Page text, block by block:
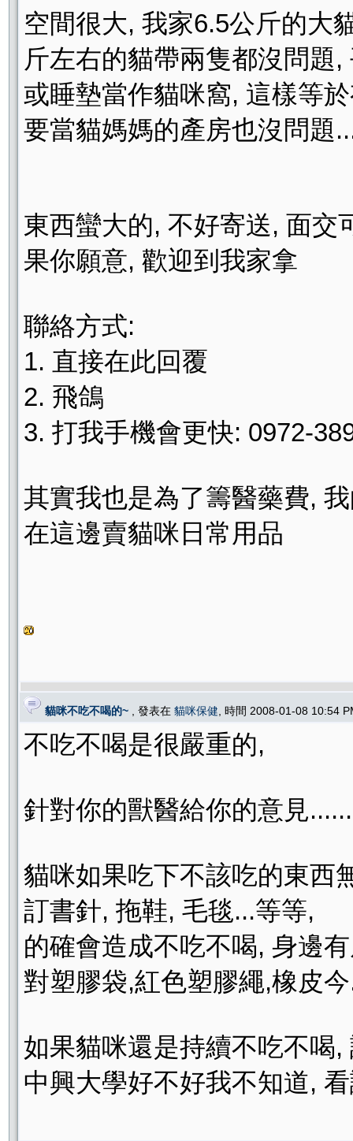
空間很大, 我家6.5公斤的大
斤左右的貓帶兩隻都沒問題
或睡墊當作貓咪窩, 這樣等
要當貓媽媽的產房也沒問題
東西蠻大的, 不好寄送, 面交
果你願意, 歡迎到我家拿
聯絡方式:
1. 直接在此回覆
2. 飛鴿
3. 打我手機會更快: 0972-
其實我也是為了籌醫藥費,
在這邊賣貓咪日常用品
貓咪不吃不喝的~ , 發表在 貓咪保健 , 時間 2008-01-08 10:54
不吃不喝是很嚴重的,
針對你的獸醫給你的意見
貓咪如果吃下不該吃的東西
訂書針, 拖鞋, 毛毯...等等,
的確會造成不吃不喝, 身邊
對塑膠袋,紅色塑膠繩,橡皮
如果貓咪還是持續不吃不喝
中興大學好不好我不知道,